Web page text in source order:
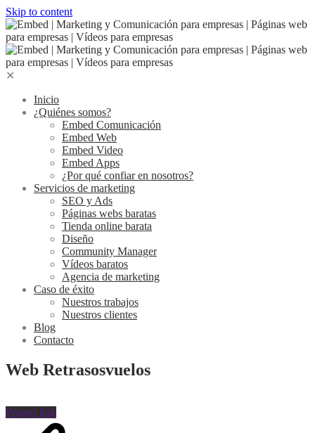
Skip to content
✕
Inicio
¿Quiénes somos?
Embed Comunicación
Embed Web
Embed Video
Embed Apps
¿Por qué confiar en nosotros?
Servicios de marketing
SEO y Ads
Páginas webs baratas
Tienda online barata
Diseño
Community Manager
Vídeos baratos
Agencia de marketing
Caso de éxito
Nuestros trabajos
Nuestros clientes
Blog
Contacto
Web Retrasosvuelos
Project link